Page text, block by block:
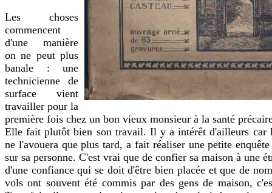
Les choses
commencent
d'une manière
on ne peut plus
banale : une
technicienne de
surface vient
travailler pour la
première fois chez un bon vieux monsieur à la santé
Elle fait plutôt bien son travail. Il y a intérêt d'ailleurs car
ne l'avouera que plus tard, a fait réaliser une petite
sur sa personne. C'est vrai que de confier sa maison à une
d'une confiance qui se doit d'être bien placée et que de
vols ont souvent été commis par des gens de maison,